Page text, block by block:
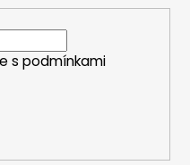
s podmínkami